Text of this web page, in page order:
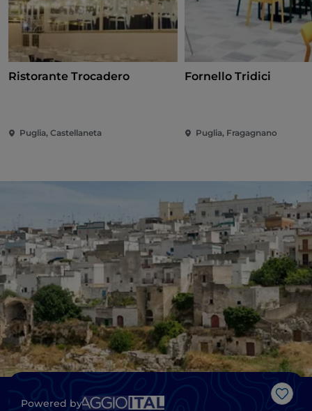
Ristorante Trocadero
Puglia, Castellaneta
Fornello Tridici
Puglia, Fragagnano
Like
Powered by